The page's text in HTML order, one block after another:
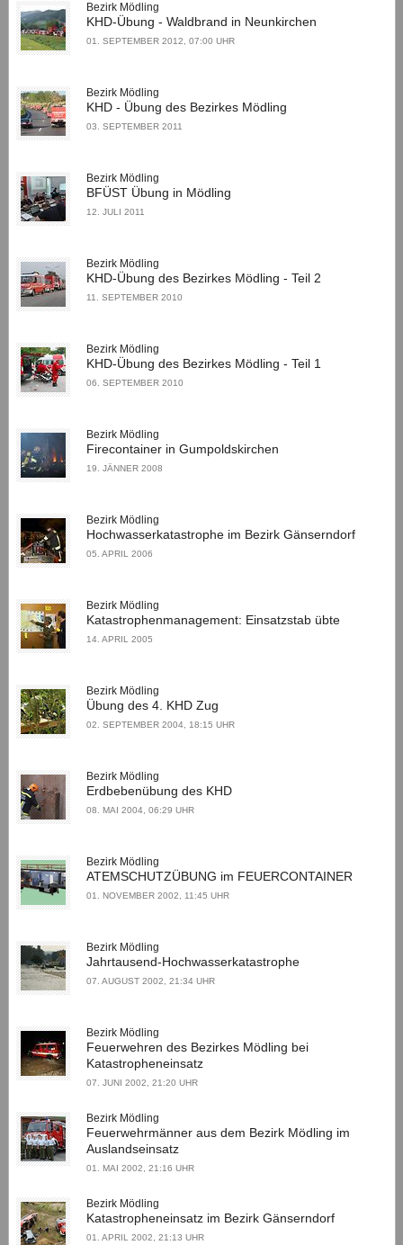
Bezirk Mödling
KHD-Übung - Waldbrand in Neunkirchen
01. SEPTEMBER 2012, 07:00 UHR
Bezirk Mödling
KHD - Übung des Bezirkes Mödling
03. SEPTEMBER 2011
Bezirk Mödling
BFÜST Übung in Mödling
12. JULI 2011
Bezirk Mödling
KHD-Übung des Bezirkes Mödling - Teil 2
11. SEPTEMBER 2010
Bezirk Mödling
KHD-Übung des Bezirkes Mödling - Teil 1
06. SEPTEMBER 2010
Bezirk Mödling
Firecontainer in Gumpoldskirchen
19. JÄNNER 2008
Bezirk Mödling
Hochwasserkatastrophe im Bezirk Gänserndorf
05. APRIL 2006
Bezirk Mödling
Katastrophenmanagement: Einsatzstab übte
14. APRIL 2005
Bezirk Mödling
Übung des 4. KHD Zug
02. SEPTEMBER 2004, 18:15 UHR
Bezirk Mödling
Erdbebenübung des KHD
08. MAI 2004, 06:29 UHR
Bezirk Mödling
ATEMSCHUTZÜBUNG im FEUERCONTAINER
01. NOVEMBER 2002, 11:45 UHR
Bezirk Mödling
Jahrtausend-Hochwasserkatastrophe
07. AUGUST 2002, 21:34 UHR
Bezirk Mödling
Feuerwehren des Bezirkes Mödling bei
Katastropheneinsatz
07. JUNI 2002, 21:20 UHR
Bezirk Mödling
Feuerwehrmänner aus dem Bezirk Mödling im
Auslandseinsatz
01. MAI 2002, 21:16 UHR
Bezirk Mödling
Katastropheneinsatz im Bezirk Gänserndorf
01. APRIL 2002, 21:13 UHR